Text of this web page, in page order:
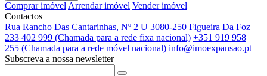
Comprar imóvel Arrendar imóvel Vender imóvel
Contactos
Rua Rancho Das Cantarinhas, Nº 2 U 3080-250 Figueira Da Foz
233 402 999 (Chamada para a rede fixa nacional) +351 919 958
255 (Chamada para a rede móvel nacional) info@imoexpansao.pt
Subscreva a nossa newsletter